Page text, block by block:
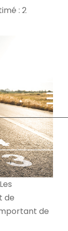
Actualités
: 2
de
de